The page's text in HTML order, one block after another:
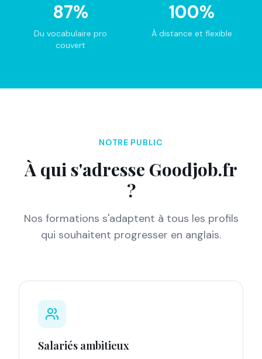
87%
Du vocabulaire pro
couvert
100%
À distance et flexible
NOTRE PUBLIC
À qui s'adresse Goodjob.fr
?
Nos formations s'adaptent à tous les profils
qui souhaitent progresser en anglais.
Salariés ambitieux